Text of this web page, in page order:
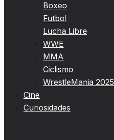
Boxeo
Futbol
Lucha Libre
WWE
MMA
Ciclismo
WrestleMania 2025
Cine
Curiosidades